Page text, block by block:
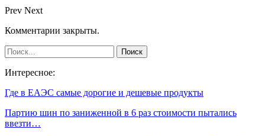
Prev Next
Комментарии закрыты.
Интересное:
Где в ЕАЭС самые дорогие и дешевые продукты
Партию шин по заниженной в 6 раз стоимости пытались
ввезти…